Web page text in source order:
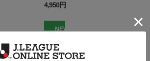
4,950円
NEW